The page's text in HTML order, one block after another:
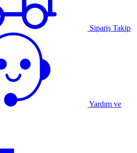
Sipariş Takip
Yardım ve